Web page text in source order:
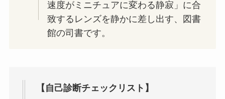
速度がミニチュアに変わる静寂」に合
致するレンズを静かに差し出す、図書
館の司書です。
【自己診断チェックリスト】